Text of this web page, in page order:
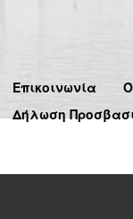
Επικοινωνία
Δήλωση